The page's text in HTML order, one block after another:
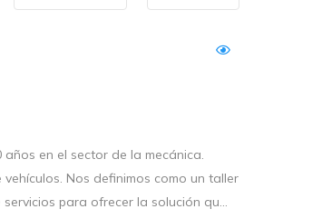
en el sector de la mecánica.
Nos definimos como un taller
para ofrecer la solución qu...